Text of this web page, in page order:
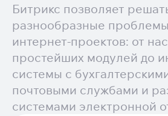
Битрикс позволяет
разнообразные
интернет-проектов: от
простейших модулей до
системы с
почтовыми службами и
системами электронной